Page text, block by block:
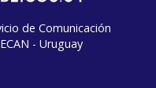
de Comunicación
- Uruguay